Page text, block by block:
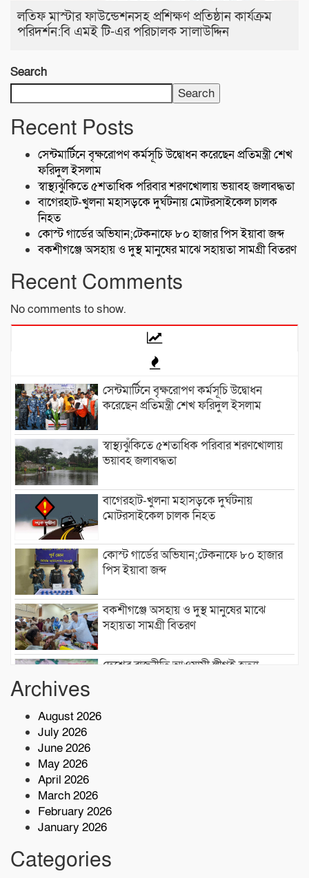
লতিফ মাস্টার ফাউন্ডেশনসহ প্রশিক্ষণ প্রতিষ্ঠান কার্যক্রম
পরিদর্শন:বি এমই টি-এর পরিচালক সালাউদ্দিন
Search
Search
Recent Posts
সেন্টমার্টিনে বৃক্ষরোপণ কর্মসূচি উদ্বোধন করেছেন প্রতিমন্ত্রী শেখ
ফরিদুল ইসলাম
স্বাস্থ্যঝুঁকিতে ৫শতাধিক পরিবার শরণখোলায় ভয়াবহ জলাবদ্ধতা
বাগেরহাট-খুলনা মহাসড়কে ‌দুর্ঘটনায় মোটরসাইকেল চালক
নিহত
কোস্ট গার্ডের অভিযান;টেকনাফে ৮০ হাজার পিস ইয়াবা জব্দ
বকশীগঞ্জে অসহায় ও দুস্থ মানুষের মাঝে সহায়তা সামগ্রী বিতরণ
Recent Comments
No comments to show.
সেন্টমার্টিনে বৃক্ষরোপণ কর্মসূচি উদ্বোধন
করেছেন প্রতিমন্ত্রী শেখ ফরিদুল ইসলাম
স্বাস্থ্যঝুঁকিতে ৫শতাধিক পরিবার শরণখোলায়
ভয়াবহ জলাবদ্ধতা
বাগেরহাট-খুলনা মহাসড়কে ‌দুর্ঘটনায়
মোটরসাইকেল চালক নিহত
কোস্ট গার্ডের অভিযান;টেকনাফে ৮০ হাজার
পিস ইয়াবা জব্দ
বকশীগঞ্জে অসহায় ও দুস্থ মানুষের মাঝে
সহায়তা সামগ্রী বিতরণ
দেশের রাজনীতি আওয়ামী লীগই হত্যা
বাসচাপায় ৭ শ্রমিক নিহত,আহত অন্তত ১৪ জন
Archives
August 2026
July 2026
June 2026
May 2026
April 2026
March 2026
February 2026
January 2026
Categories